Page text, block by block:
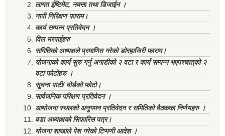
लागत ईष्टिमेट, नक्सा तथा डिजाईन ।
नापी निरिक्षण फाराम।
कार्य सम्पन्न प्रतिवेदन ।
विल भरपाईहरु
समितिको अध्यक्षले प्रमाणित गरेको डोरहाजिरी फाराम।
योजनाको कार्य सुरु गर्नु अगाडीको २ वटा र कार्य सम्पन्न भएपश्चात्‌को २
वटा फोटोहरु ।
सूचना पाटी/ वोर्डको फोटो।
सार्वजनिक परिक्षण प्रतिवेदन ।
आयोजना स्थलको अनुगमन प्रतिवेदन र समितिको वैठकका निर्णयहरु ।
वडा अध्याक्षको सिफारिस पत्र।
योजना शाखाले पेश गरेको टिप्पणी आदेश ।